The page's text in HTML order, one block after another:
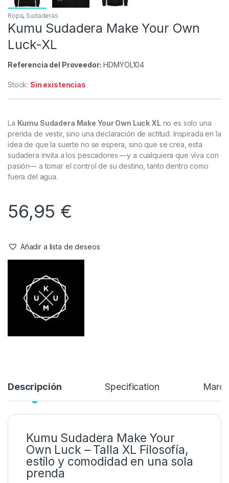
Ropa, Sudaderas
Kumu Sudadera Make Your Own
Luck-XL
Referencia del Proveedor: HDMYOL104
Stock:Sin existencias
La Kumu Sudadera Make Your Own Luck XLno es solo una
prenda de vestir, sino una declaración de actitud. Inspirada en la
idea de que la suerte no se espera, sino que se crea, esta
sudadera invita a los pescadores —y a cualquiera que viva con
pasión— a tomar el control de su destino, tanto dentro como
fuera del agua.
56,95 €
Añadir a lista de deseos
Descripción Specification Marca
Kumu Sudadera Make Your
Own Luck – Talla XL Filosofía,
estilo y comodidad en una sola
prenda